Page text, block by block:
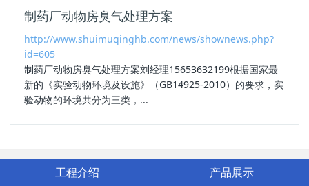
制药厂动物房臭气处理方案
http://www.shuimuqinghb.com/news/shownews.php?
id=605
制药厂动物房臭气处理方案刘经理15653632199根据国家最
新的《实验动物环境及设施》（GB14925-2010）的要求，实
验动物的环境共分为三类，...
工程介绍 产品展示